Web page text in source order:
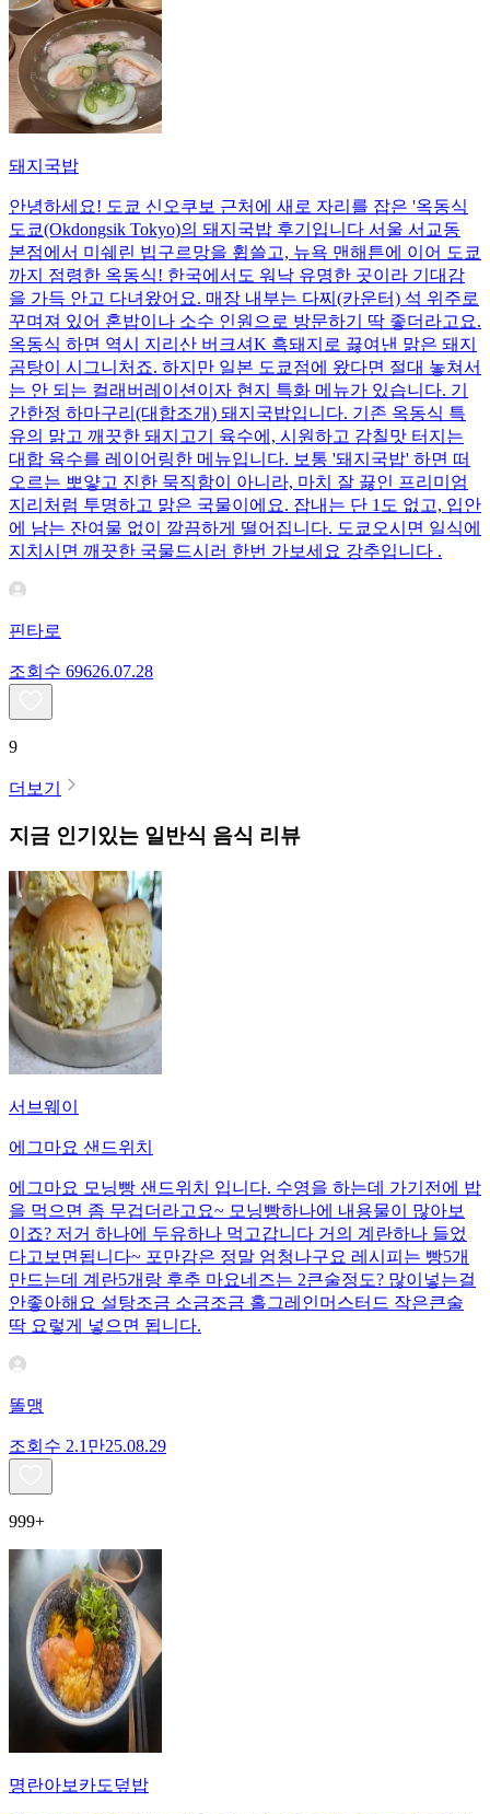
돼지국밥
안녕하세요! 도쿄 신오쿠보 근처에 새로 자리를 잡은 '옥동식
도쿄(Okdongsik Tokyo)의 돼지국밥 후기입니다 서울 서교동
본점에서 미쉐린 빕구르망을 휩쓸고, 뉴욕 맨해튼에 이어 도쿄
까지 점령한 옥동식! 한국에서도 워낙 유명한 곳이라 기대감
을 가득 안고 다녀왔어요. 매장 내부는 다찌(카운터) 석 위주로
꾸며져 있어 혼밥이나 소수 인원으로 방문하기 딱 좋더라고요.
옥동식 하면 역시 지리산 버크셔K 흑돼지로 끓여낸 맑은 돼지
곰탕이 시그니처죠. 하지만 일본 도쿄점에 왔다면 절대 놓쳐서
는 안 되는 컬래버레이션이자 현지 특화 메뉴가 있습니다. 기
간한정 하마구리(대합조개) 돼지국밥입니다. 기존 옥동식 특
유의 맑고 깨끗한 돼지고기 육수에, 시원하고 감칠맛 터지는
대합 육수를 레이어링한 메뉴입니다. 보통 '돼지국밥' 하면 떠
오르는 뽀얗고 진한 묵직함이 아니라, 마치 잘 끓인 프리미엄
지리처럼 투명하고 맑은 국물이에요. 잡내는 단 1도 없고, 입안
에 남는 잔여물 없이 깔끔하게 떨어집니다. 도쿄오시면 일식에
지치시면 깨끗한 국물드시러 한번 가보세요 강추입니다 .
핀타로
조회수 69626.07.28
9
더보기
지금 인기있는 일반식 음식 리뷰
서브웨이
에그마요 샌드위치
에그마요 모닝빵 샌드위치 입니다. 수영을 하는데 가기전에 밥
을 먹으면 좀 무겁더라고요~ 모닝빵하나에 내용물이 많아보
이죠? 저거 하나에 두유하나 먹고갑니다 거의 계란하나 들었
다고보면됩니다~ 포만감은 정말 엄청나구요 레시피는 빵5개
만드는데 계란5개랑 후추 마요네즈는 2큰술정도? 많이넣는걸
안좋아해요 설탕조금 소금조금 홀그레인머스터드 작은큰술
딱 요렇게 넣으면 됩니다.
똘맹
조회수 2.1만25.08.29
999+
명란아보카도덮밥